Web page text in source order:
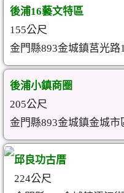
後浦16藝文特區
155公尺
金門縣893金城鎮莒光路
後浦小鎮商圈
205公尺
金門縣893金城鎮金城市
邱良功古厝
224公尺